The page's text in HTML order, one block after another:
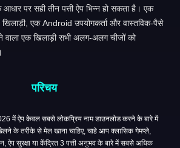
पर सही तीन पत्ती ऐप भिन्न हो सकता है। एक
खिलाड़ी, एक Android उपयोगकर्ता और वास्तविक-पैसे
वाला एक खिलाड़ी सभी अलग-अलग चीजों को
परिचय
केवल सबसे लोकप्रिय नाम डाउनलोड करने के बारे में
मेल खाना चाहिए, चाहे आप क्लासिक गेमप्ले,
या केंद्रित 3 पत्ती अनुभव के बारे में सबसे अधिक